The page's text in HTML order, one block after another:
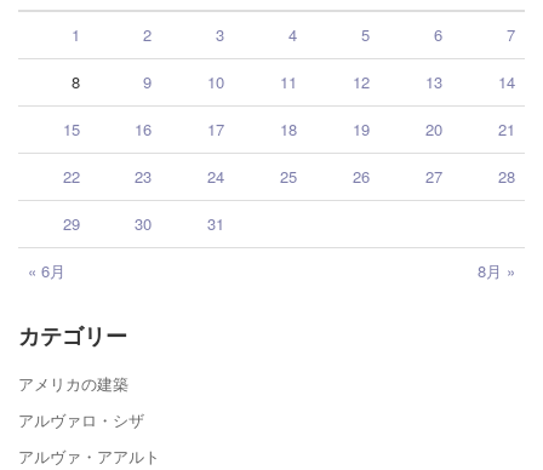
« 6月 8月 »
1 2 3 4 5 6 7
8 9 10 11 12 13 14
15 16 17 18 19 20 21
22 23 24 25 26 27 28
29 30 31
カテゴリー
アメリカの建築
アルヴァロ・シザ
アルヴァ・アアルト